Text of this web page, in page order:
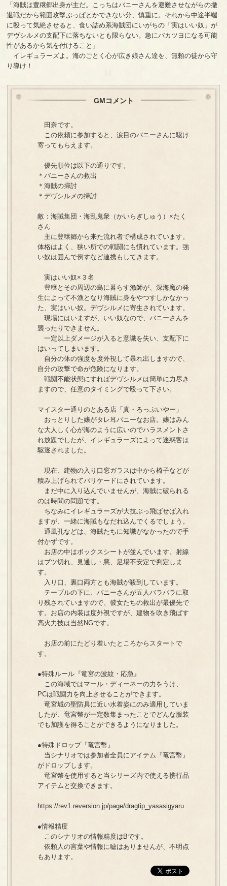
「海賊は豊穣郷出身が主だ。こっちはバニーさんを避難させながらの撤
退戦だから範囲攻撃ぶっぱとかできない分、慎重に。それから中途半端
に殴って気絶させると、食い詰め系海賊団にいがちの「実はいい奴」が
デヴシルメの支配下に落ちないとも限らない。急にバカツヨになる可能
性があるから気を付けること」
イレギュラーズよ。海のごとく心が広き娘さん達を、無頼の徒から守
り導け！
GMコメント
田奈です。
この依頼に参加すると、涙目のバニーさんに駆け
寄ってもらえます。
優先順位は以下の通りです。
＊バニーさんの救出
＊海賊の掃討
＊デヴシルメの掃討
敵：海賊集団・海乱鬼衆（かいらぎしゅう）×たく
さん
主に豊穣郷から来た流れ者で構成されています。
体格はよく、狭い所での戦闘にも慣れています。強
い奴は囲んで倒すなど連携もしてきます。
実はいい奴×３名
豊穣とその周辺の島に暮らす漁師が、深海魔の発
生によって不漁となり海賊に身をやつすしかなかっ
た、実はいい奴。デヴシルメに寄生されています。
現場にはいますが、いい奴なので、バニーさんを
襲ったりできません。
一定以上ダメージが入ると意識を失い、支配下に
はいってしまいます。
自分の体の強度を度外視して暴れ出しますので、
自分の攻撃で命が危険になります。
戦闘不能状態にすればデヴシルメは簡単に力尽き
ますので、任意のタイミングで殴って下さい。
マイスター通りのとある店「真・ろっぷいやー」
おっとりした嬢がタレ耳バニーなお店。嬢はみん
な大人しく心が海のように広いのでハラスメントさ
れ放題でしたが、イレギュラーズによって迷惑客は
駆逐されました。
現在、建物の入り口窓ガラスは中から椅子などが
積み上げられてバリケードにされています。
まだ中に入り込んでいませんが、海賊に破られる
のは時間の問題です。
ちなみにイレギュラーズが大技ぶっ飛ばせば入れ
ますが、一緒に海賊もなだれ込んでくるでしょう。
通風孔などは、海賊たちに知識がなかったので手
付かずです。
お店の中はボックスシートが並んでいます。射線
はブツ切れ、見通し・悪、足場不安定で判定しま
す。
入り口、裏口両方とも海賊が殺到しています。
テーブルの下に、バニーさんが五人バラバラに取
り残されていますので、彼女たちの救出が最優先で
す。お店の内装は度外視ですが、建物を吹き飛ばす
高火力技は当然NGです。
お店の前にたどり着いたところからスタートで
す。
●特殊ルール『竜宮の波紋・応急』
この海域ではマール・ディーネーの力をうけ、
PCは戦闘力を向上させることができます。
竜宮城の聖防具に近い水着姿にのみ適用していま
したが、竜宮幣が一定数集まったことでどんな服装
でも加護を得ることができるようになりました。
●特殊ドロップ『竜宮幣』
当シナリオでは参加者全員にアイテム『竜宮幣』
がドロップします。
竜宮幣を使用すると当シリーズ内で使える携行品
アイテムと交換できます。
https://rev1.reversion.jp/page/dragtip_yasasigyaru
●情報精度
このシナリオの情報精度はBです。
依頼人の言葉や情報に嘘はありませんが、不明点
もあります。